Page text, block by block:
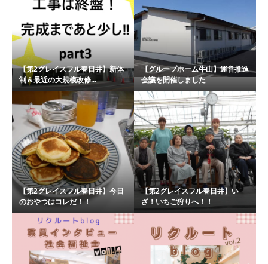
【第2グレイスフル春日井】新体
制＆最近の大規模改修...
【グループホーム牛山】運営推進
会議を開催しました
【第2グレイスフル春日井】今日
のおやつはコレだ！！
【第2グレイスフル春日井】い
ざ！いちご狩りへ！！